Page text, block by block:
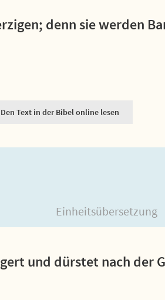
denn sie werden
Den Text in der Bibel online lesen
Einheitsübersetzung
und dürstet nach der